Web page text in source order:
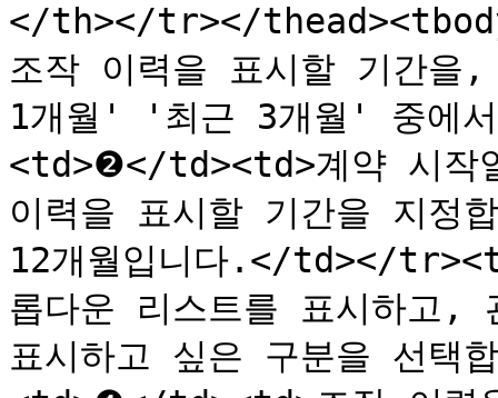
</th></tr></
조작 이력을 표시할 기간
1개월' '최근 3개월' 중에
<td>❷</td><td>계약 시작
이력을 표시할 기간을 지정
12개월입니다.</td></
롭다운 리스트를 표시하고,
표시하고 싶은 구분을 선